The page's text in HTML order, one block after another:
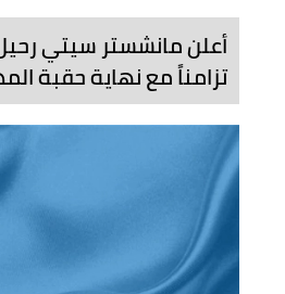
أعلن مانشستر سيتي
تزامناً مع نهاية حقبة